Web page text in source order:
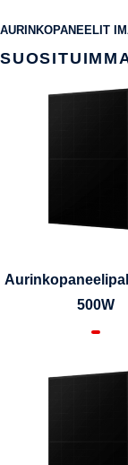
AURINKOPANEELIT
500W